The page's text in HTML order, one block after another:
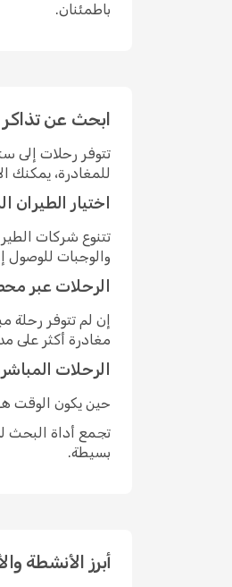
باطمئنان.
ابحث عن تذاكر
تتوفر رحلات إلى
للمغادرة، يمكنك
اختيار
تتنوع شركات
والوجبات للوصول
الرحلات عبر
إن لم تتوفر رحلة
مغادرة أكثر على
الرحلات
حين يكون الوقت
تجمع أداة البحث
بسيطة.
أبرز الأنشطة